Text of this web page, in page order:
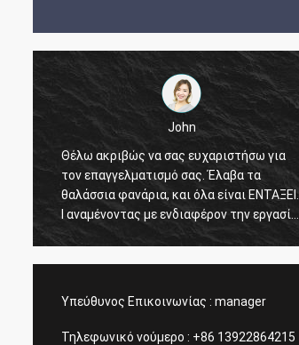
John
Θέλω ακριβώς να σας ευχαριστήσω για
τον επαγγελματισμό σας. Έλαβα τα
θαλάσσια φανάρια, και όλα είναι ΕΝΤΑΞΕΙ.
Ι αναμένοντας με ενδιαφέρον την εργασία
με το σας στο μέλλον.
Υπεύθυνος Επικοινωνίας : manager
Τηλεφωνικό νούμερο : +86 13922864215